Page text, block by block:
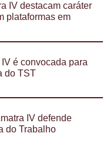
IV destacam caráter
plataformas em
é convocada para
do TST
IV defende
do Trabalho